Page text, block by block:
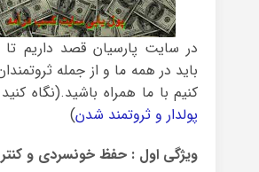
در سایت پارسیان قصد داریم
باید در همه ما و از جمله
کنیم با ما همراه باشید.(نگاه
پولدار و ثروتمند شدن)
ویژگی اول : حفظ خونسردی و